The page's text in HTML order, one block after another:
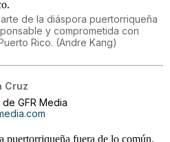
de la diáspora puertorriqueña
y comprometida con
Rico. (Andre Kang)
Cruz
GFR Media
puertorriqueña fuera de lo común.